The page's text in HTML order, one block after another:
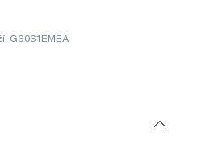
G6061EMEA